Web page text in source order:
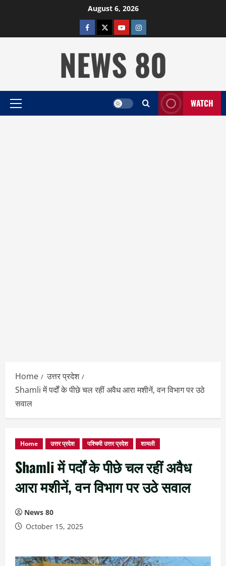
August 6, 2026
facebooktwitterYOUTUBE
instagram
NEWS 80
Primary
WATCH
Home
उत्तर प्रदेश
Shamli में पर्दों के पीछे चल रहीं अवैध आरा मशीनें, वन विभाग पर उठे
सवाल
Home उत्तर प्रदेश पश्चिमी उत्तर प्रदेश शामली
Shamli में पर्दों के पीछे चल रहीं अवैध
आरा मशीनें, वन विभाग पर उठे सवाल
News 80
October 15, 2025